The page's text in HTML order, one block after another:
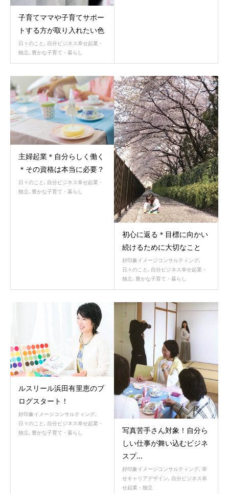
子育てママや子育てサポー
トする方が取り入れたい色
日々のこと , 自分ビジネス幸せ起業・
独立, 豊かな子育て・暮らし
主婦起業＊自分らしく働く
＊その資格は本当に必要？
日々のこと , 自分ビジネス幸せ起業・
独立, 豊かな子育て・暮らし
初心に返る＊目標に向かい
続けるために大切なこと
好印象イメージコンサルティング,
日々のこと, 自分ビジネス幸せ起業・
独立, 豊かな子育て・暮らし
ルスリール浜田有里恵のブ
ログスタート！
好印象イメージコンサルティング,
日々のこと , 自分ビジネス幸せ起業・
独立, 豊かな子育て・暮らし
写真苦手さん対象！自分ら
しい仕事が舞い込むビジネ
スプ...
好印象イメージコンサルティング, 幸
せキャリアデザイン, 自分ビジネス幸
せ起業・独立